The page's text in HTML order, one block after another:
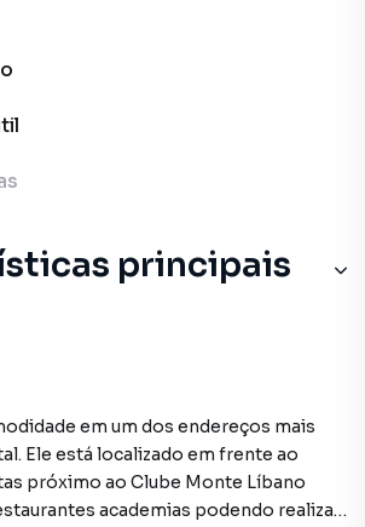
principais
em um dos endereços mais
Ele está localizado em frente ao
próximo ao Clube Monte Líbano
academias podendo realizar